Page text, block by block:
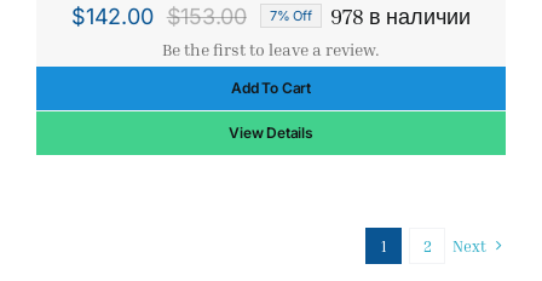
$153.00
Первоначальная
цена
составляла
$153.00.
$142.00
Текущая
цена:
$142.00.
7% Off 978 в наличии
Be the first to leave a review.
Add To Cart
View Details
1 2 Next